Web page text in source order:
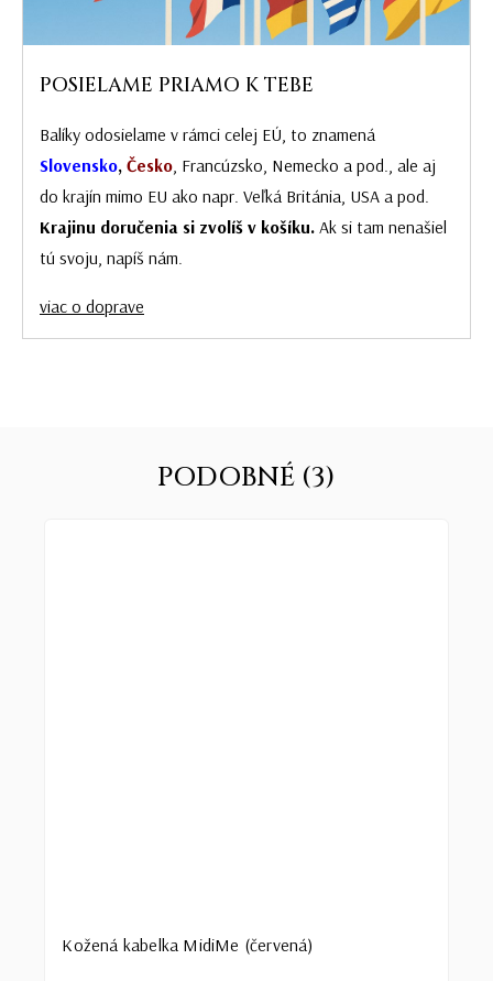
POSIELAME PRIAMO K TEBE
Balíky odosielame v rámci celej EÚ, to znamená
Slovensko, Česko , Francúzsko, Nemecko a pod., ale aj
do krajín mimo EU ako napr. Veľká Británia, USA a pod.
Krajinu doručenia si zvolíš v košíku. Ak si tam nenašiel
tú svoju, napíš nám.
viac o doprave
PODOBNÉ (3)
Kožená kabelka MidiMe (červená)